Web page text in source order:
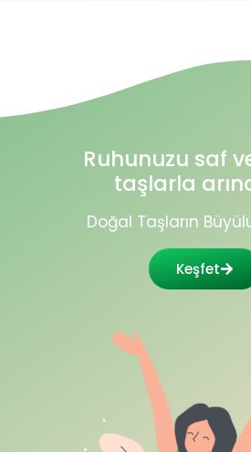
Ruhunuzu saf
taşlarla
Doğal Taşların
Keşfet